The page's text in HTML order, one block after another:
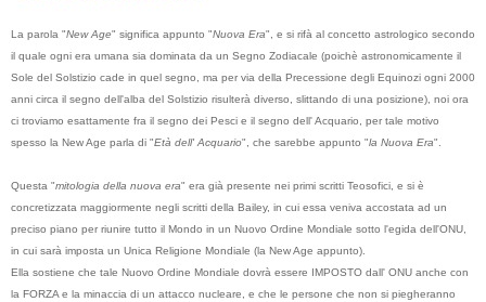
La parola "New Age" significa appunto "Nuova Era", e si rifà al concetto astrologico secondo
il quale ogni era umana sia dominata da un Segno Zodiacale (poichè astronomicamente il
Sole del Solstizio cade in quel segno, ma per via della Precessione degli Equinozi ogni 2000
anni circa il segno dell'alba del Solstizio risulterà diverso, slittando di una posizione), noi ora
ci troviamo esattamente fra il segno dei Pesci e il segno dell' Acquario, per tale motivo
spesso la New Age parla di "Età dell'Acquario", che sarebbe appunto "la Nuova Era".
Questa "mitologia della nuova era" era già presente nei primi scritti Teosofici, e si è
concretizzata maggiormente negli scritti della Bailey, in cui essa veniva accostata ad un
preciso piano per riunire tutto il Mondo in un Nuovo Ordine Mondiale sotto l'egida dell'ONU,
in cui sarà imposta un Unica Religione Mondiale (la New Age appunto).
Ella sostiene che tale Nuovo Ordine Mondiale dovrà essere IMPOSTO dall' ONU anche con
la FORZA e la minaccia di un attacco nucleare, e che le persone che non si piegheranno